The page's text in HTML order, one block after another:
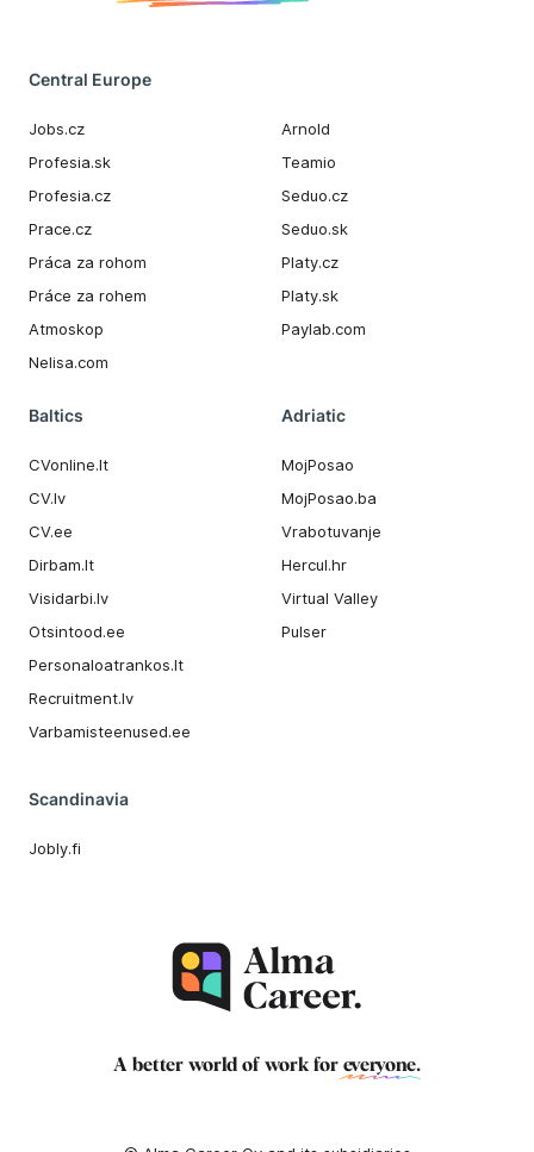
Central Europe
Jobs.cz
Profesia.sk
Profesia.cz
Prace.cz
Práca za rohom
Práce za rohem
Atmoskop
Nelisa.com
Arnold
Teamio
Seduo.cz
Seduo.sk
Platy.cz
Platy.sk
Paylab.com
Baltics
CVonline.lt
CV.lv
CV.ee
Dirbam.It
Visidarbi.lv
Otsintood.ee
Personaloatrankos.lt
Recruitment.lv
Varbamisteenused.ee
Adriatic
MojPosao
MojPosao.ba
Vrabotuvanje
Hercul.hr
Virtual Valley
Pulser
Scandinavia
Jobly.fi
A better world of work for everyone.